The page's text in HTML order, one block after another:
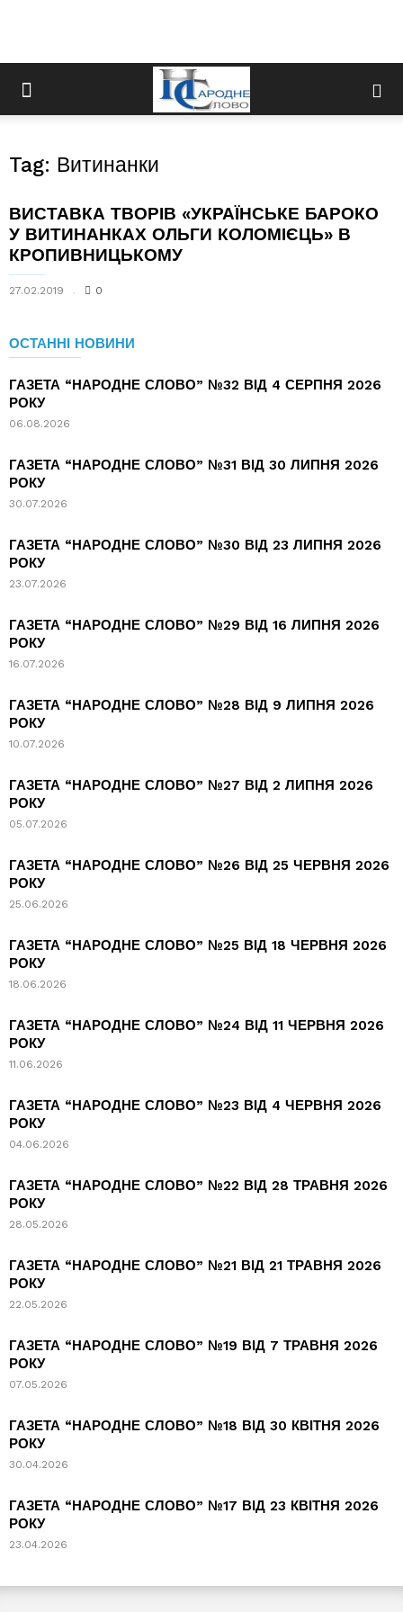
Tag: Витинанки
ВИСТАВКА ТВОРІВ «УКРАЇНСЬКЕ БАРОКО
У ВИТИНАНКАХ ОЛЬГИ КОЛОМІЄЦЬ» В
КРОПИВНИЦЬКОМУ
27.02.2019 0
ОСТАННІ НОВИНИ
ГАЗЕТА “НАРОДНЕ СЛОВО” №32 ВІД 4 СЕРПНЯ 2026
РОКУ
06.08.2026
ГАЗЕТА “НАРОДНЕ СЛОВО” №31 ВІД 30 ЛИПНЯ 2026
РОКУ
30.07.2026
ГАЗЕТА “НАРОДНЕ СЛОВО” №30 ВІД 23 ЛИПНЯ 2026
РОКУ
23.07.2026
ГАЗЕТА “НАРОДНЕ СЛОВО” №29 ВІД 16 ЛИПНЯ 2026
РОКУ
16.07.2026
ГАЗЕТА “НАРОДНЕ СЛОВО” №28 ВІД 9 ЛИПНЯ 2026
РОКУ
10.07.2026
ГАЗЕТА “НАРОДНЕ СЛОВО” №27 ВІД 2 ЛИПНЯ 2026
РОКУ
05.07.2026
ГАЗЕТА “НАРОДНЕ СЛОВО” №26 ВІД 25 ЧЕРВНЯ 2026
РОКУ
25.06.2026
ГАЗЕТА “НАРОДНЕ СЛОВО” №25 ВІД 18 ЧЕРВНЯ 2026
РОКУ
18.06.2026
ГАЗЕТА “НАРОДНЕ СЛОВО” №24 ВІД 11 ЧЕРВНЯ 2026
РОКУ
11.06.2026
ГАЗЕТА “НАРОДНЕ СЛОВО” №23 ВІД 4 ЧЕРВНЯ 2026
РОКУ
04.06.2026
ГАЗЕТА “НАРОДНЕ СЛОВО” №22 ВІД 28 ТРАВНЯ 2026
РОКУ
28.05.2026
ГАЗЕТА “НАРОДНЕ СЛОВО” №21 ВІД 21 ТРАВНЯ 2026
РОКУ
22.05.2026
ГАЗЕТА “НАРОДНЕ СЛОВО” №19 ВІД 7 ТРАВНЯ 2026
РОКУ
07.05.2026
ГАЗЕТА “НАРОДНЕ СЛОВО” №18 ВІД 30 КВІТНЯ 2026
РОКУ
30.04.2026
ГАЗЕТА “НАРОДНЕ СЛОВО” №17 ВІД 23 КВІТНЯ 2026
РОКУ
23.04.2026